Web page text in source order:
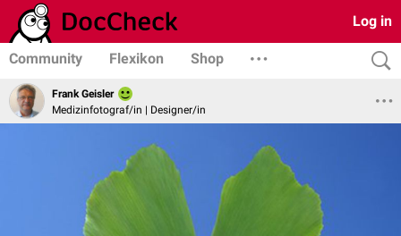
Log in
Community Flexikon Shop
Frank Geisler
Medizinfotograf/in | Designer/in